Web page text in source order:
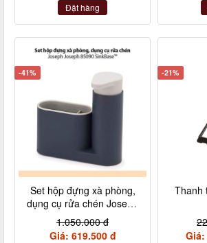
Đặt hàng
-41%
Set hộp đựng xà phòng,
dụng cụ rửa chén Joseph
Joseph 85090 SinkBas
1.050.000 đ
Giá: 619.500 đ
-21%
Thanh
Giá: